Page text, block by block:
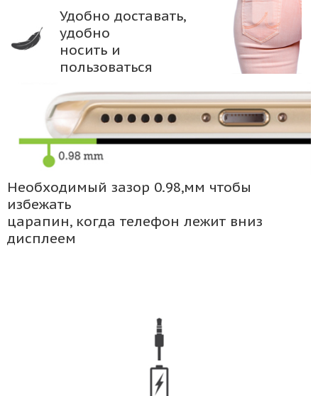
Удобно доставать,
удобно
носить и
пользоваться
Необходимый зазор 0.98,мм чтобы
избежать
царапин, когда телефон лежит вниз
дисплеем